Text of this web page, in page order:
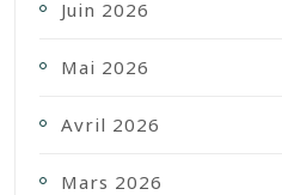
Juin 2026
Mai 2026
Avril 2026
Mars 2026